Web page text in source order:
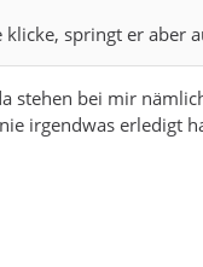
springt er aber
stehen bei mir
irgendwas erledigt